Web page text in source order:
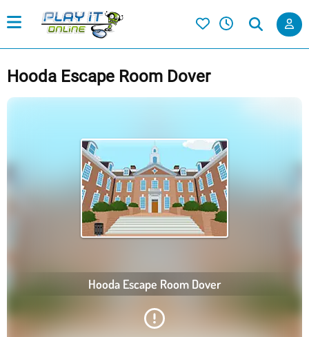
Hooda Escape Room Dover
Hooda Escape Room Dover